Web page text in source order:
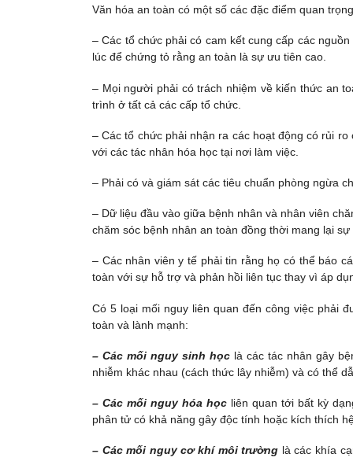
Văn hóa an toàn có một số các đặc điểm quan
– Các tổ chức phải có cam kết cung cấp các
lúc để chứng tỏ rằng an toàn là sự ưu tiên cao.
– Mọi người phải có trách nhiệm về kiến thức an
trình ở tất cả các cấp tổ chức.
– Các tổ chức phải nhận ra các hoạt động có rủi
với các tác nhân hóa học tại nơi làm việc.
– Phải có và giám sát các tiêu chuẩn phòng ngừa
– Dữ liệu đầu vào giữa bệnh nhân và nhân viên
chăm sóc bệnh nhân an toàn đồng thời mang lại
– Các nhân viên y tế phải tin rằng họ có thể báo
toàn với sự hỗ trợ và phản hồi liên tục thay vì áp
Có 5 loại mối nguy liên quan đến công việc phải
toàn và lành mạnh:
– Các mối nguy sinh họclà các tác nhân gây
nhiễm khác nhau (cách thức lây nhiễm) và có thể
– Các mối nguy hóa họcliên quan tới bất kỳ
phân tử có khả năng gây độc tính hoặc kích thích
– Các mối nguy cơ khí môi trường là các khía